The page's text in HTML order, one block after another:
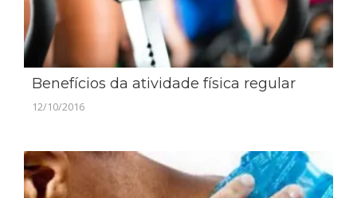
Benefícios da atividade física regular
12/10/2016